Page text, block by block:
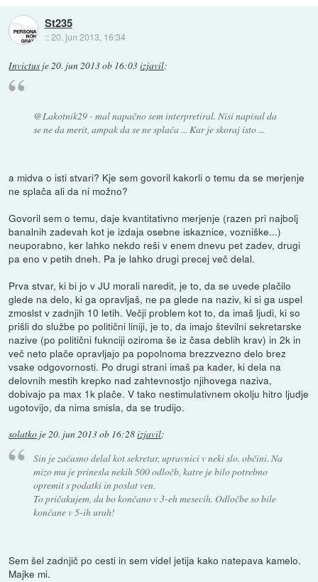
St235
::20. jun 2013, 16:34
Invictus je 20. jun 2013 ob 16:03izjavil:
@Lakotnik29 - mal napačno sem interpretiral. Nisi napisal da
se ne da merit, ampak da se ne splača ... Kar je skoraj isto ...
a midva o isti stvari? Kje sem govoril kakorli o temu da se merjenje
ne splača ali da ni možno?
Govoril sem o temu, daje kvantitativno merjenje (razen pri najbolj
banalnih zadevah kot je izdaja osebne iskaznice, vozniške...)
neuporabno, ker lahko nekdo reši v enem dnevu pet zadev, drugi
pa eno v petih dneh. Pa je lahko drugi precej več delal.
Prva stvar, ki bi jo v JU morali naredit, je to, da se uvede plačilo
glede na delo, ki ga opravljaš, ne pa glede na naziv, ki si ga uspel
zmoslst v zadnjih 10 letih. Večji problem kot to, da imaš ljudi, ki so
prišli do službe po politični liniji, je to, da imajo številni sekretarske
nazive (po politični fuknciji oziroma še iz časa deblih krav) in 2k in
več neto plače opravljajo pa popolnoma brezzvezno delo brez
vsake odgovornosti. Po drugi strani imaš pa kader, ki dela na
delovnih mestih krepko nad zahtevnostjo njihovega naziva,
dobivajo pa max 1k plače. V tako nestimulativnem okolju hitro ljudje
ugotovijo, da nima smisla, da se trudijo.
solatko je20. jun 2013 ob 16:28izjavil:
Sin je začasno delal kot sekretar, upravnici v neki slo. občini. Na
mizo mu je prinesla nekih 500 odločb, katre je bilo potrebno
opremit s podatki in poslat ven.
To pričakujem, da bo končano v 3-eh mesecih. Odločbe so bile
končane v 5-ih urah!
Sem šel zadnjič po cesti in sem videl jetija kako natepava kamelo.
Majke mi.